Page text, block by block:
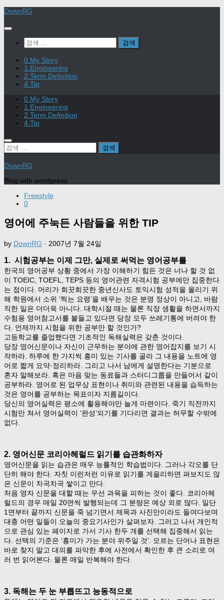
Skip
content
DownRG
검
색:
0.My Story
1.Engineering
2.Term Definition
4.Tip
0.My Story
1.Engineering
2.Term Definition
4.Tip
검
색:
DownRG
Blog with wordpress
Freestyle
0
영어에 주눅든 사람들을 위한 TIP
by DownRG · 2007년 7월 24일
1. 시험공부는 이제 그만, 실제로 써먹는 영어공부를
한국의 영어공부 상황 중에서 가장 이해하기 힘든 것은 너나 할 것 없
이 TOEIC, TOEFL, TEPS 등의 영어관련 자격시험 공부에만 집중한다
는 점이다. 머리가 희끗희끗한 중년신사도 토익시험 성적을 올리기 위
해 학원에서 소위 ‘찍는 요령’을 배우는 것은 분명 정상이 아니고, 바람
직한 일은 더더욱 아니다. 대학시절 때는 물론 직장 생활을 하면서까지
수험용 영어참고서를 붙들고 있다면 당장 모두 쓰레기통에 버려야 한
다. 언제까지 시험을 위한 공부만 할 것인가?
고등학교를 졸업했다면 기초적인 독해실력은 갖춘 것이다.
당장 영어신문이나 자신이 근무하는 분야에 관한 영어잡지를 보기 시
작하라. 하루에 한 가지씩 흥미 있는 기사를 골라 그 내용을 노트에 영
어로 짧게 요약·정리하라. 그리고 나서 남에게 설명한다는 기분으로
혼자 말해보라. 혹은 마음 맞는 동료들과 스터디그룹을 만들어서 같이
공부하라. 영어로 된 업무상 표현이나 취미와 관련된 내용을 습득하는
것은 영어를 공부하는 목표이자 지름길이다.
당신의 영어실력은 평소에 활용해야만 늘게 마련이다. 죽기 직전까지
시험만 쳐서 영어실력이 ‘완성’되기를 기다리면 결과는 허무할 수밖에
없다.
2. 영어신문 코리아헤럴드 읽기를 습관화하자
영어신문을 읽는 습관은 매우 능률적인 학습법이다. 그러나 각오를 단
단히 해야 한다. 자칫 이런저런 이유로 읽기를 게을리하면 펴보지도 않
은 신문이 차곡차곡 쌓이고 만다.
처음 영자 신문을 대할 때는 우선 과욕을 피하는 것이 좋다. 코리아헤
럴드의 경우 매일 20면씩 발행되는데 그 분량은 예상 외로 많다. 일단
1면부터 끝까지 신문을 죽 넘기면서 제목과 사진만이라도 들여다보며
대충 어떤 일들이 오늘의 중요기사인가 살펴보자. 그러고 나서 개인적
으로 관심 있는 페이지로 가서 기사 한두 개를 선택해 집중해서 읽는
다. 선택의 기준은 ‘흥미가 가는 분야 위주일 것’. 모르는 단어나 표현은
바로 찾지 말고 대의를 파악한 후에 사전에서 확인한 후 큰 소리로 여
러 번 읽어본다. 물론 매일 반복해야 한다.
3. 독해는 두 눈 부릅뜨고 능동적으로